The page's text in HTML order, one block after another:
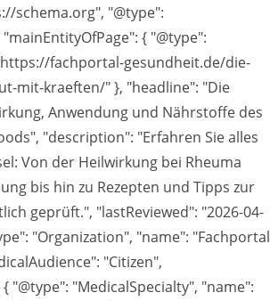
schema.org", "@type":
{ "@type":
fachportal-gesundheit.de/die-
mit-kraeften/" }, "headline": "Die
Anwendung und Nährstoffe des
"description": "Erfahren Sie alles
Von der Heilwirkung bei Rheuma
bis hin zu Rezepten und Tipps zur
geprüft.", "lastReviewed": "2026-04-
"Organization", "name": "Fachportal
"Citizen",
"@type": "MedicalSpecialty", "name":